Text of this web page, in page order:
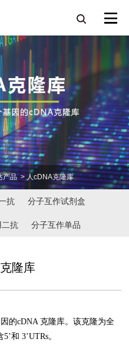
产品 > 人cDNA克隆库
抗 分子互作试剂盒
二抗 分子互作单品
隆库
的cDNA 克隆库。该克隆为全
和 3’UTRs。